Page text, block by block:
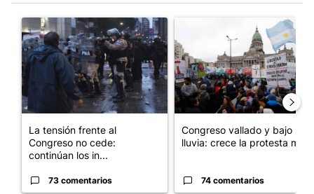
Un artículo de tendencia con el título "La tensión frente al
La tensión frente al
Congreso no cede:
continúan los in...
73 comentarios
Un artículo de tendencia
Congreso vallado y bajo la
lluvia: crece la protesta mi...
74 comentarios